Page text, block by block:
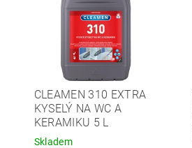
CLEAMEN 310 EXTRA
KYSELÝ NA WC A
KERAMIKU 5 L
Skladem